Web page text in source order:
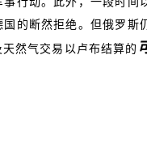
的断然拒绝。但俄罗斯
然气交易以卢布结算的